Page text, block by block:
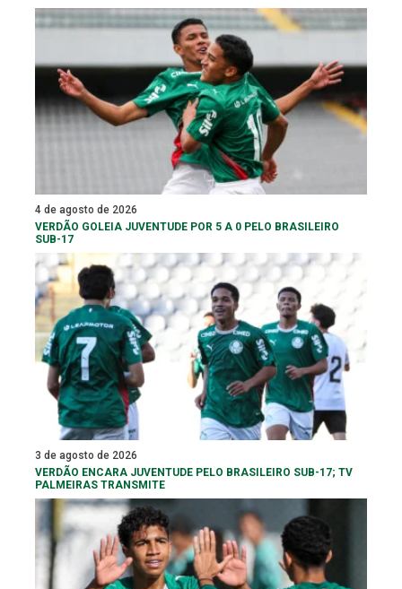
4 de agosto de 2026
VERDÃO GOLEIA JUVENTUDE POR 5 A 0 PELO BRASILEIRO
SUB-17
3 de agosto de 2026
VERDÃO ENCARA JUVENTUDE PELO BRASILEIRO SUB-17; TV
PALMEIRAS TRANSMITE